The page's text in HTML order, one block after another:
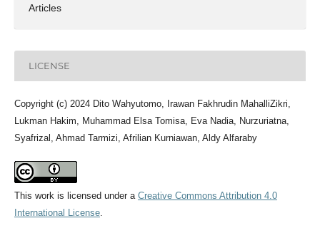
Articles
LICENSE
Copyright (c) 2024 Dito Wahyutomo, Irawan Fakhrudin MahalliZikri,
Lukman Hakim, Muhammad Elsa Tomisa, Eva Nadia, Nurzuriatna,
Syafrizal, Ahmad Tarmizi, Afrilian Kurniawan, Aldy Alfaraby
This work is licensed under a Creative Commons Attribution 4.0
International License.